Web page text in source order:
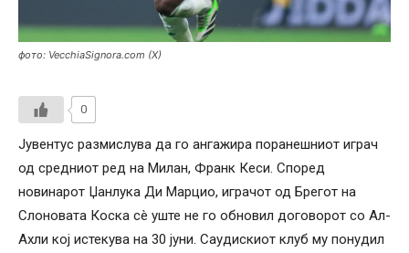
фото: VecchiaSignora.com (X)
0
Јувентус размислува да го ангажира поранешниот играч
од средниот ред на Милан, Франк Кеси. Според
новинарот Џанлука Ди Марцио, играчот од Брегот на
Слоновата Коска сè уште не го обновил договорот со Ал-
Ахли кој истекува на 30 јуни. Саудискиот клуб му понудил